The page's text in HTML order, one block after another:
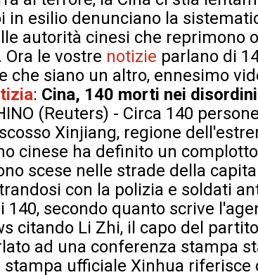
in esilio denunciano la
autorità cinesi che reprimono
le vostre notizie parlano di
che siano un altro, ennesimo
: Cina, 140 morti nei
(Reuters) - Circa 140
Xinjiang, regione
cinese ha definito un
scese nelle strade della
con la polizia e soldati
secondo quanto scrive
citando Li Zhi, il capo del
ad una conferenza stampa
ufficiale Xinhua riferisce